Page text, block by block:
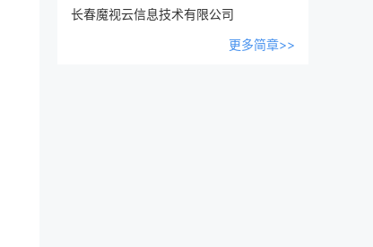
长春魔视云信息技术有限公司
更多简章>>